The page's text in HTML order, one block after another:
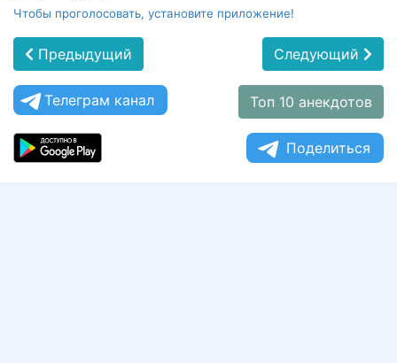
Чтобы проголосовать, установите приложение!
Предыдущий Следующий
Телеграм канал Топ 10 анекдотов
Поделиться